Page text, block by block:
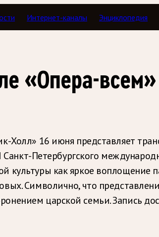
Интернет-каналы Энциклопедия
«Опера-всем»
Холл» 16 июня представляет
Петербургского
культуры как яркое воплощение
Символично, что
царской семьи. Запись